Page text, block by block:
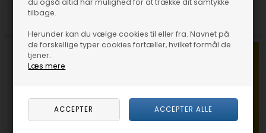
tilbage.
Herunder kan du vælge cookies til eller fra. Navnet på
de forskellige typer cookies fortæller, hvilket formål de
tjener.
Læs mere